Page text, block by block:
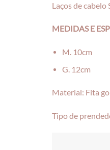
Laços de cabelo
MEDIDAS E
M. 10cm
G. 12cm
Material: Fita
Tipo de